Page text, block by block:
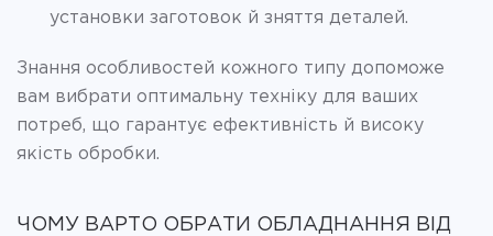
установки заготовок й зняття деталей.
Знання особливостей кожного типу допоможе
вам вибрати оптимальну техніку для ваших
потреб, що гарантує ефективність й високу
якість обробки.
ЧОМУ ВАРТО ОБРАТИ ОБЛАДНАННЯ ВІД